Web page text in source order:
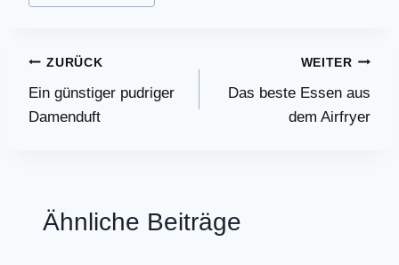
Beitragsnavigation
ZURÜCK
Ein günstiger pudriger
Damenduft
WEITER
Das beste Essen aus
dem Airfryer
Ähnliche Beiträge